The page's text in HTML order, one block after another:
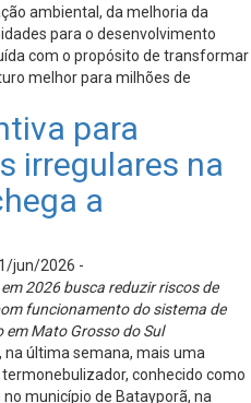
ambiental, da melhoria da
para o desenvolvimento
com o propósito de transformar
melhor para milhões de
para
irregulares na
a
jun/2026 -
2026 busca reduzir riscos de
funcionamento do sistema de
Mato Grosso do Sul
última semana, mais uma
conhecido como
município de Batayporã, na